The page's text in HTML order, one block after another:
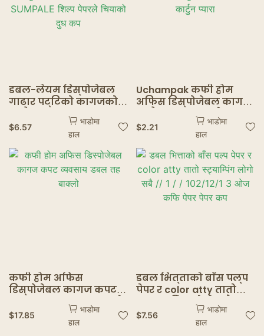
डबल-लेयम डिस्पोजेबल
गाढार पट्टिको कागजको
कचौरामा उपयुक्त
POREEMENTELY SUMPALE
शिल्प पेपरले चियाको दुध
कप
$6.57
भाडोमा
हाल
Uchampak कफी होम
अफिस डिस्पोजेबल कागज
कचौरा कप उच्च-लेयर
क्वुट बाक्लो बच्चाको
कार्टुन प्यारा
$2.21
भाडोमा
हाल
कफी होम अफिस
डिस्पोजेबल कागज कपट
व्यवसाय डबल तह बाक्लो
$17.85
भाडोमा
हाल
डबल भित्ताको बाँस पल्प
पेपर र color atty तातो
स्ट्याम्पिंग लोगो सबै // 1
/ / 102/12/1 3 ओज कफि
$7.56
भाडोमा
हाल